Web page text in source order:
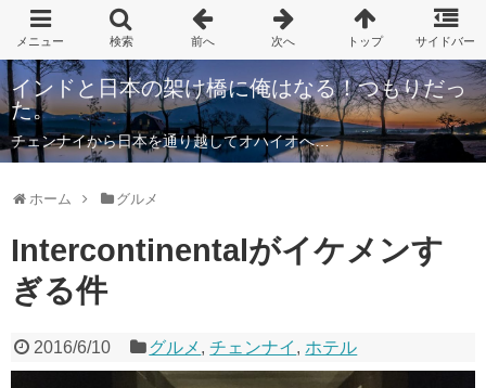
インドと日本の架け橋に俺はなる！つもりだっ
た。
チェンナイから日本を通り越してオハイオへ…
ホーム グルメ
Intercontinentalがイケメンす
ぎる件
2016/6/10 グルメ ,チェンナイ , ホテル